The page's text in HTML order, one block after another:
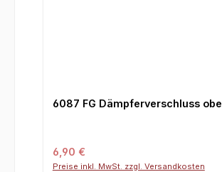
6087 FG Dämpferverschluss obe
Regulärer Preis:
6,90 €
Preise inkl. MwSt. zzgl. Versandkosten